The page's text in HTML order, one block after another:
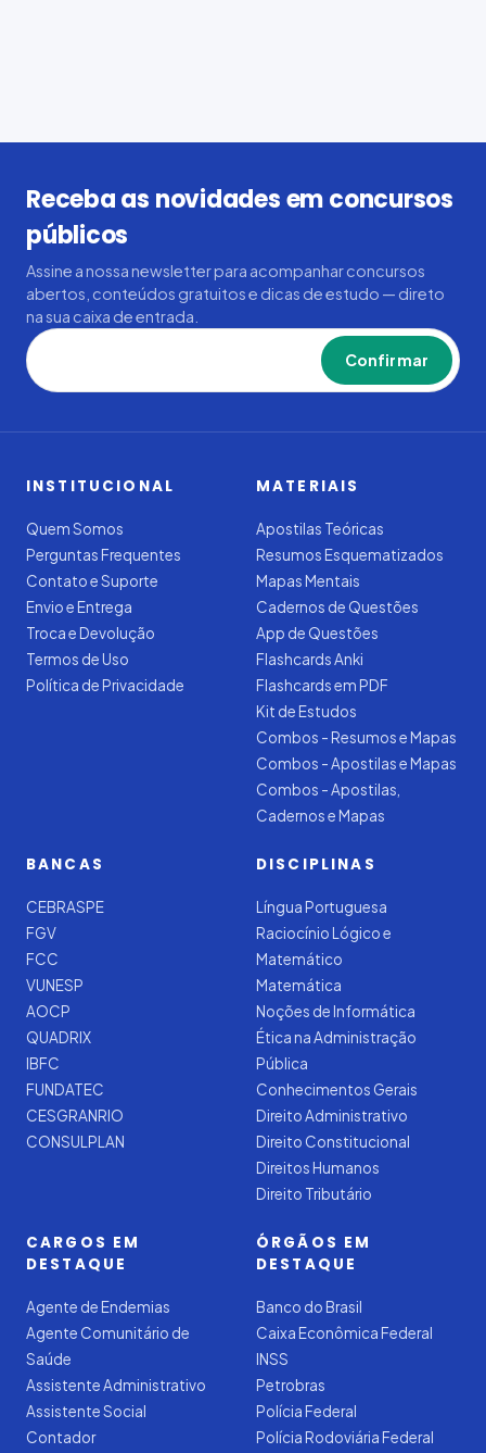
Receba as novidades em concursos
públicos
Assine a nossa newsletter para acompanhar concursos
abertos, conteúdos gratuitos e dicas de estudo — direto
na sua caixa de entrada.
Confirmar
INSTITUCIONAL
Quem Somos
Perguntas Frequentes
Contato e Suporte
Envio e Entrega
Troca e Devolução
Termos de Uso
Política de Privacidade
MATERIAIS
Apostilas Teóricas
Resumos Esquematizados
Mapas Mentais
Cadernos de Questões
App de Questões
Flashcards Anki
Flashcards em PDF
Kit de Estudos
Combos - Resumos e Mapas
Combos - Apostilas e Mapas
Combos - Apostilas,
Cadernos e Mapas
BANCAS
CEBRASPE
FGV
FCC
VUNESP
AOCP
QUADRIX
IBFC
FUNDATEC
CESGRANRIO
CONSULPLAN
DISCIPLINAS
Língua Portuguesa
Raciocínio Lógico e
Matemático
Matemática
Noções de Informática
Ética na Administração
Pública
Conhecimentos Gerais
Direito Administrativo
Direito Constitucional
Direitos Humanos
Direito Tributário
CARGOS EM
DESTAQUE
Agente de Endemias
Agente Comunitário de
Saúde
Assistente Administrativo
Assistente Social
Contador
ÓRGÃOS EM
DESTAQUE
Banco do Brasil
Caixa Econômica Federal
INSS
Petrobras
Polícia Federal
Polícia Rodoviária Federal